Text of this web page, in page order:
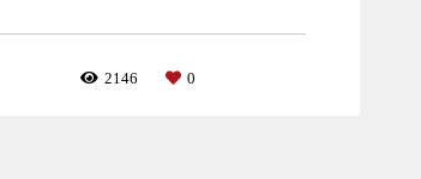
2146 0